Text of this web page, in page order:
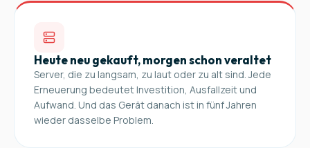
Heute neu gekauft, morgen schon veraltet
Server, die zu langsam, zu laut oder zu alt sind. Jede
Erneuerung bedeutet Investition, Ausfallzeit und
Aufwand. Und das Gerät danach ist in fünf Jahren
wieder dasselbe Problem.